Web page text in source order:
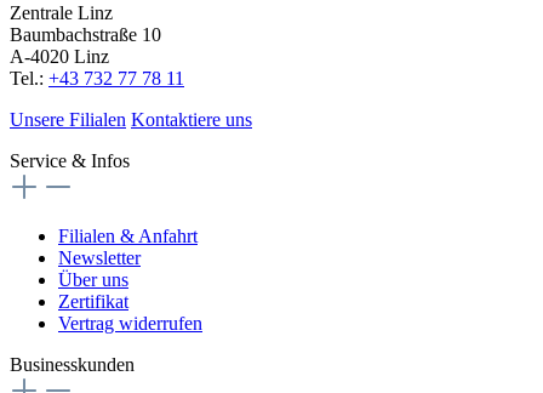
Zentrale Linz
Baumbachstraße 10
A-4020 Linz
Tel.: +43 732 77 78 11
Unsere Filialen Kontaktiere uns
Service & Infos
Filialen & Anfahrt
Newsletter
Über uns
Zertifikat
Vertrag widerrufen
Businesskunden